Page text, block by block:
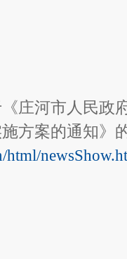
庄河市人民政
方案的通知》
html/